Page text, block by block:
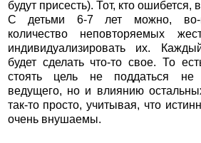
будут присесть). Тот, кто ошибется,
С детьми 6-7 лет можно, во-
количество неповторяемых
индивидуализировать их.
будет сделать что-то свое. То
стоять цель не поддаться не
ведущего, но и влиянию
так-то просто, учитывая, что
очень внушаемы.